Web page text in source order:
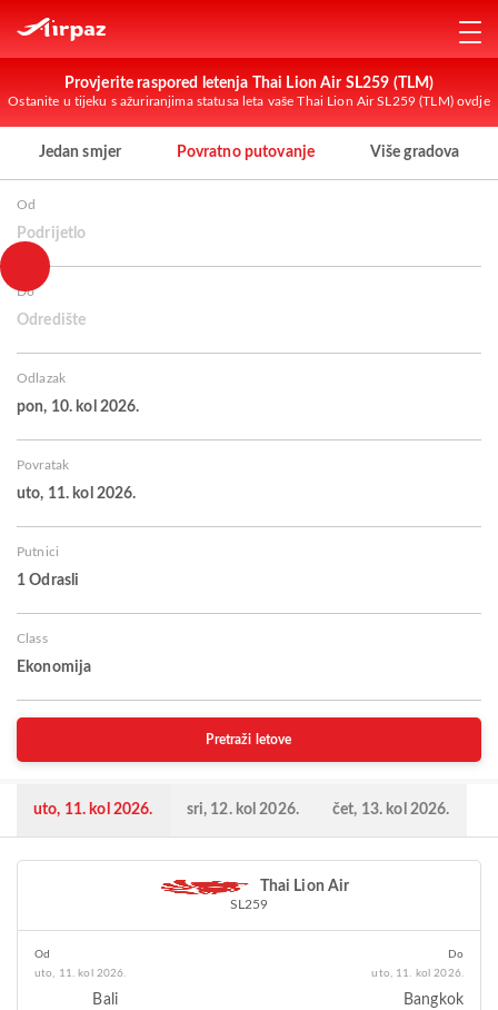
Provjerite raspored letenja Thai Lion Air SL259 (TLM)
Ostanite u tijeku s ažuriranjima statusa leta vaše Thai Lion Air SL259 (TLM) ovdje
Jedan smjer Povratno putovanje Više gradova
Od
Podrijetlo
Do
Odredište
Odlazak
pon, 10. kol 2026.
Povratak
uto, 11. kol 2026.
Putnici
1 Odrasli
Class
Ekonomija
Pretraži letove
uto, 11. kol 2026. sri, 12. kol 2026. čet, 13. kol 2026.
Thai Lion Air
SL259
Od
uto, 11. kol 2026.
Bali
Do
uto, 11. kol 2026.
Bangkok